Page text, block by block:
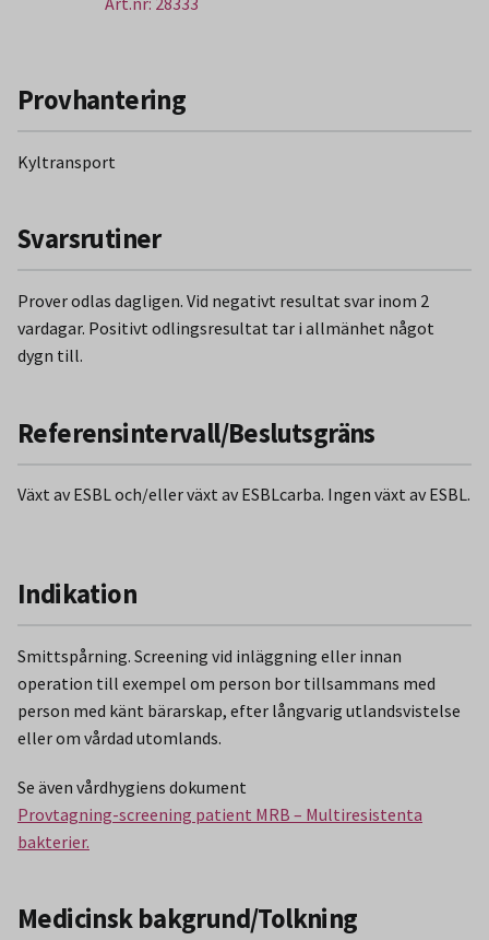
Provhantering
Kyltransport
Svarsrutiner
Prover odlas dagligen. Vid negativt resultat svar inom 2
vardagar. Positivt odlingsresultat tar i allmänhet något
dygn till.
Referensintervall/Beslutsgräns
Växt av ESBL och/eller växt av ESBLcarba. Ingen växt av ESBL.
Indikation
Smittspårning. Screening vid inläggning eller innan
operation till exempel om person bor tillsammans med
person med känt bärarskap, efter långvarig utlandsvistelse
eller om vårdad utomlands.
Se även vårdhygiens dokument
Provtagning-screening patient MRB – Multiresistenta
bakterier.
Medicinsk bakgrund/Tolkning